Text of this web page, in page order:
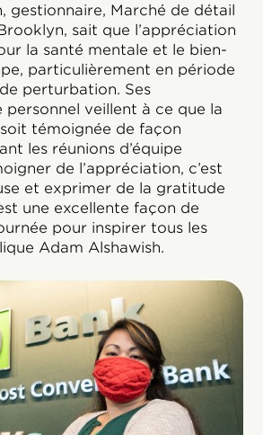
gestionnaire, Marché de détail
sait que l’appréciation
la santé mentale et le bien-
particulièrement en période
perturbation. Ses
personnel veillent à ce que la
témoignée de façon
les réunions d’équipe
de l’appréciation, c’est
et exprimer de la gratitude
une excellente façon de
pour inspirer tous les
Adam Alshawish.